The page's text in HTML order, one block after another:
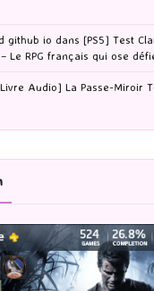
github io dans [PS5] Test
Le RPG français qui ose
Audio] La Passe-Miroir